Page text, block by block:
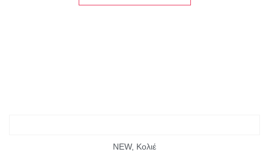
NEW, Κολιέ